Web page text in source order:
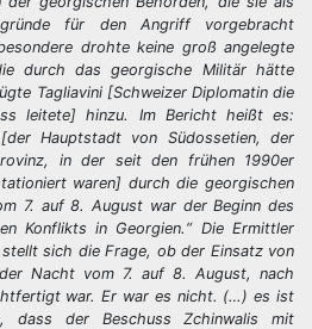
für den Angriff vorgebracht
drohte keine groß angelegte
durch das georgische Militär hätte
Tagliavini [Schweizer Diplomatin die
leitete] hinzu. Im Bericht heißt es:
Hauptstadt von Südossetien, der
in der seit den frühen 1990er
waren] durch die georgischen
7. auf 8. August war der Beginn des
Konflikts in Georgien.“ Die Ermittler
stellt sich die Frage, ob der Einsatz von
Nacht vom 7. auf 8. August, nach
war. Er war es nicht. (…) es ist
dass der Beschuss Zchinwalis mit